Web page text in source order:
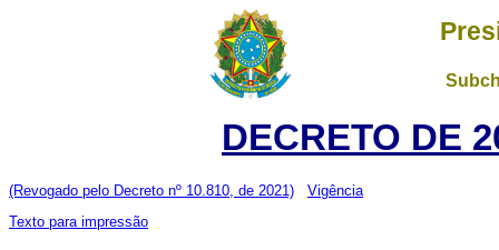
DECRETO DE
(Revogado pelo Decreto nº 10.810, de 2021)
Vigência
Texto para impressão